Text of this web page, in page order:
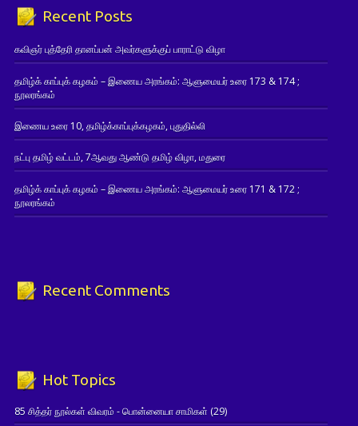
Recent Posts
கவிஞர் புத்தேரி தானப்பன் அவர்களுக்குப் பாராட்டு விழா
தமிழ்க் காப்புக் கழகம் – இணைய அரங்கம்: ஆளுமையர் உரை 173 & 174 ;
நூலரங்கம்
இணைய உரை 10, தமிழ்க்காப்புக்கழகம், புதுதில்லி
நட்பு தமிழ் வட்டம், 7ஆவது ஆண்டு தமிழ் விழா, மதுரை
தமிழ்க் காப்புக் கழகம் – இணைய அரங்கம்: ஆளுமையர் உரை 171 & 172 ;
நூலரங்கம்
Recent Comments
Hot Topics
85 சித்தர் நூல்கள் விவரம் - பொன்னையா சாமிகள் (29)